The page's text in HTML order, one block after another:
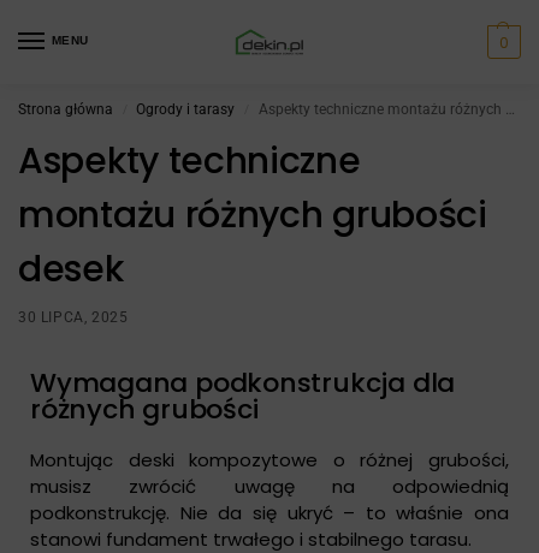
MENU 0
Strona główna Ogrody i tarasy Aspekty techniczne montażu różnych grubości desek
Aspekty techniczne
montażu różnych grubości
desek
30 LIPCA, 2025
Wymagana podkonstrukcja dla
różnych grubości
Montując deski kompozytowe o różnej grubości,
musisz zwrócić uwagę na odpowiednią
podkonstrukcję. Nie da się ukryć – to właśnie ona
stanowi fundament trwałego i stabilnego tarasu.